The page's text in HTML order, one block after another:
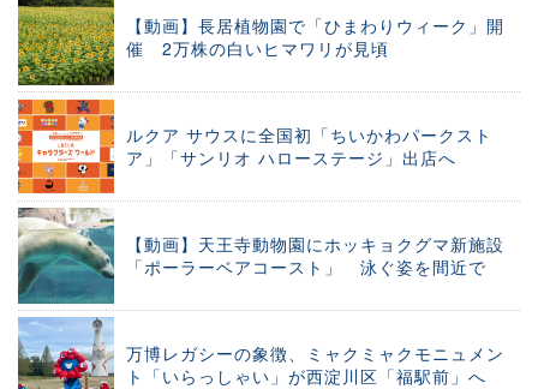
【動画】長居植物園で「ひまわりウィーク」開
催 2万株の白いヒマワリが見頃
ルクア サウスに全国初「ちいかわパークスト
ア」「サンリオ ハローステージ」出店へ
【動画】天王寺動物園にホッキョクグマ新施設
「ポーラーベアコースト」 泳ぐ姿を間近で
万博レガシーの象徴、ミャクミャクモニュメン
ト「いらっしゃい」が西淀川区「福駅前」へ